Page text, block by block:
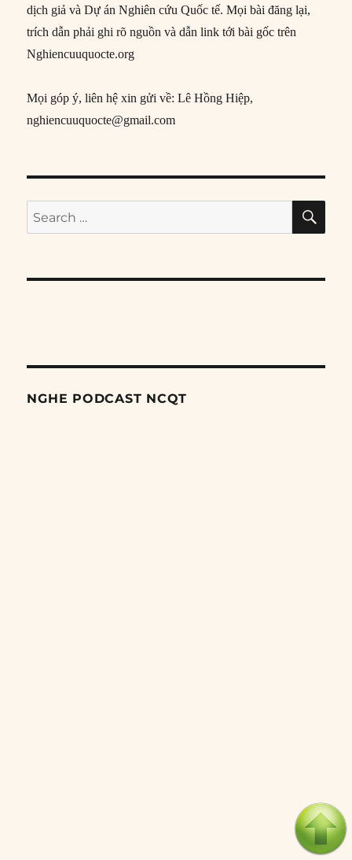
dịch giả và Dự án Nghiên cứu Quốc tế. Mọi bài đăng lại,
trích dẫn phải ghi rõ nguồn và dẫn link tới bài gốc trên
Nghiencuuquocte.org
Mọi góp ý, liên hệ xin gửi về: Lê Hồng Hiệp,
nghiencuuquocte@gmail.com
Search
for:
NGHE PODCAST NCQT